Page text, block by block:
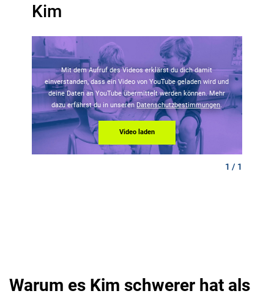
Kim
Mit dem Aufruf des Videos erklärst du dich damit
einverstanden, dass ein Video von YouTube geladen wird und
deine Daten an YouTube übermittelt werden können. Mehr
dazu erfährst du in unseren Datenschutzbestimmungen.
Video laden
1 / 1
Warum es Kim schwerer hat als